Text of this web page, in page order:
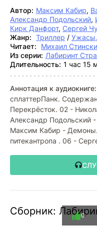
Автор: Максим Кабир,
Александр Подольский,
Кирк Данфорт, Сергей
Жанр: Триллер /
Читает:
Михаил
Из серии: Лабиринт
Длительность: 1 час 15
Аннотация к аудиокниге:
сплаттерПанк.
Перекрёсток. 02 -
Александр Подольский
Максим Кабир -
питекантропа . 06 -
Сборник: 0